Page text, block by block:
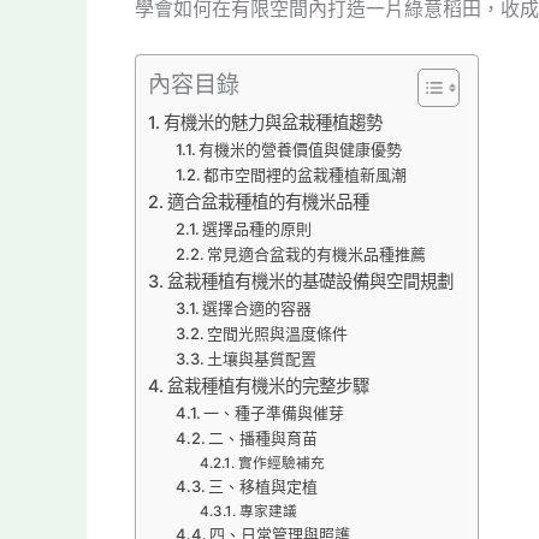
學會如何在有限空間內打造一片綠意稻田，收
內容目錄
有機米的魅力與盆栽種植趨勢
有機米的營養價值與健康優勢
都市空間裡的盆栽種植新風潮
適合盆栽種植的有機米品種
選擇品種的原則
常見適合盆栽的有機米品種推薦
盆栽種植有機米的基礎設備與空間規劃
選擇合適的容器
空間光照與溫度條件
土壤與基質配置
盆栽種植有機米的完整步驟
一、種子準備與催芽
二、播種與育苗
實作經驗補充
三、移植與定植
專家建議
四、日常管理與照護